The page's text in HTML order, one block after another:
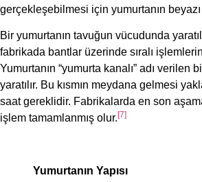
gerçekleşebilmesi için yumurtanın
Bir yumurtanın tavuğun vücudunda
fabrikada bantlar üzerinde sıralı
Yumurtanın “yumurta kanalı” adı verilen
yaratılır. Bu kısmın meydana gelmesi
saat gereklidir. Fabrikalarda en son
işlem tamamlanmış olur. [7]
Yumurtanın Yapısı